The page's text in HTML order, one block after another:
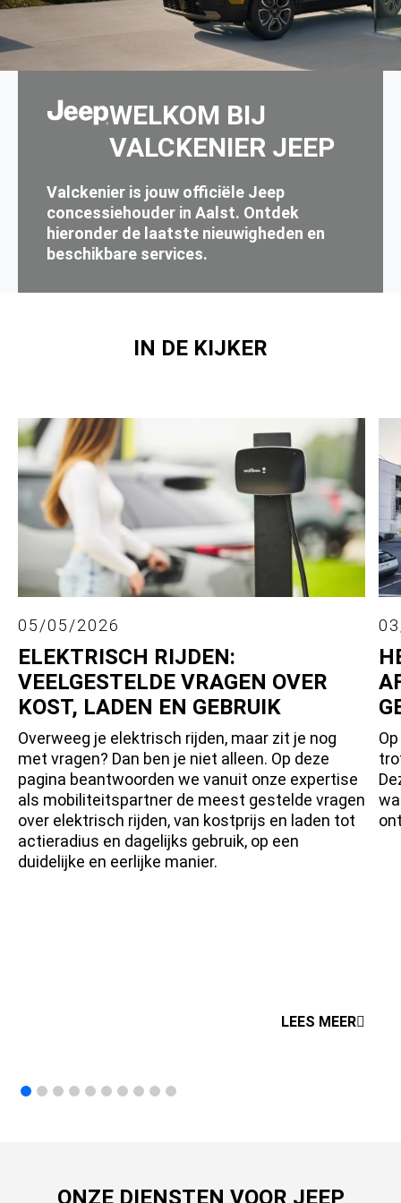
WELKOM BIJ
VALCKENIER JEEP
Valckenier is jouw officiële Jeep
concessiehouder in Aalst. Ontdek
hieronder de laatste nieuwigheden en
beschikbare services.
IN DE KIJKER
05/05/2026
ELEKTRISCH RIJDEN:
VEELGESTELDE VRAGEN OVER
KOST, LADEN EN GEBRUIK
Overweeg je elektrisch rijden, maar zit je nog
met vragen? Dan ben je niet alleen. Op deze
pagina beantwoorden we vanuit onze expertise
als mobiliteitspartner de meest gestelde vragen
over elektrisch rijden, van kostprijs en laden tot
actieradius en dagelijks gebruik, op een
duidelijke en eerlijke manier.
LEES MEER
ONZE DIENSTEN VOOR JEEP